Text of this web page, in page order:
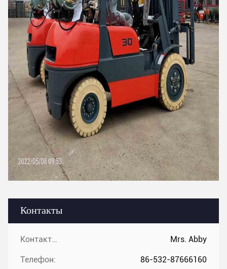
Контакты
Контакты: Mrs. Abby
Телефон: 86-532-87666160